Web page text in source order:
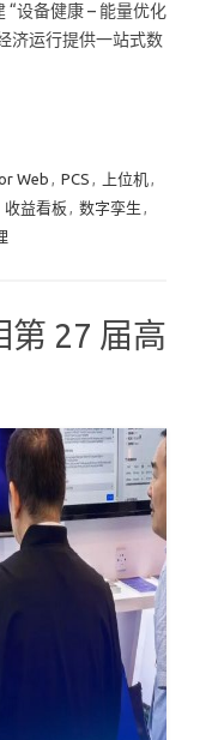
设备健康 – 能量优化
济运行提供一站式数
Web , PCS , 上位机,
收益看板 , 数字孪生 ,
第 27 届高